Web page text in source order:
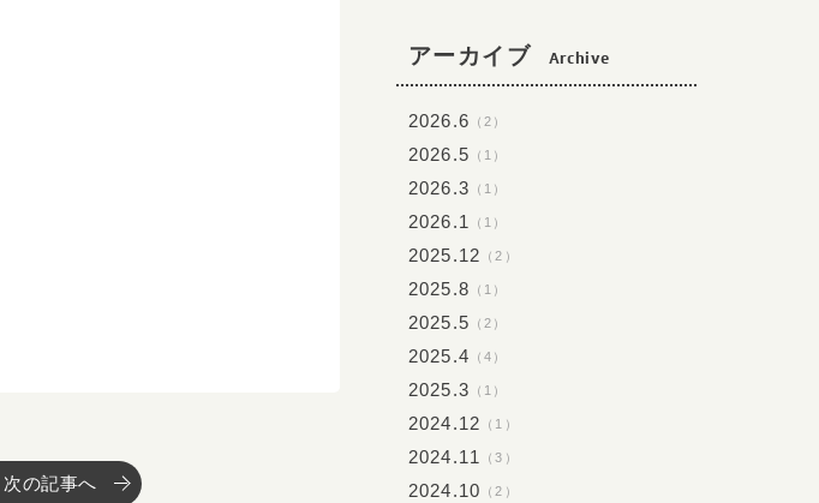
次の記事へ
アーカイブ Archive
2026.6 （2）
2026.5 （1）
2026.3 （1）
2026.1 （1）
2025.12 （2）
2025.8 （1）
2025.5 （2）
2025.4 （4）
2025.3 （1）
2024.12 （1）
2024.11 （3）
2024.10 （2）